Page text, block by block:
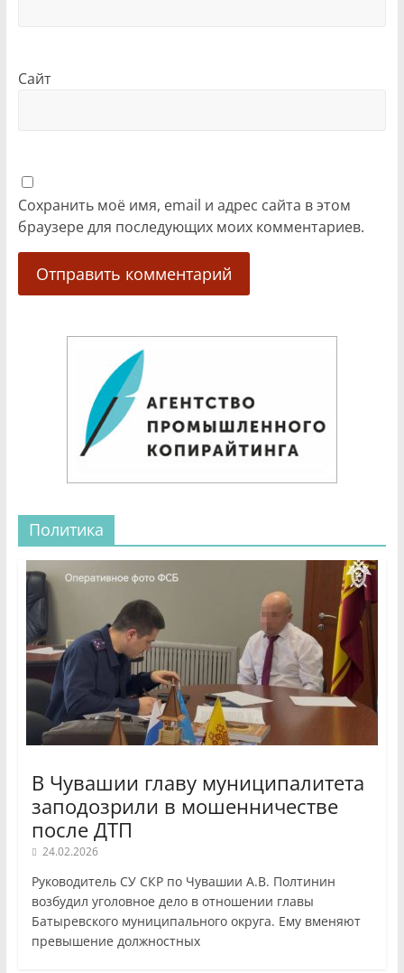
Сайт
Сохранить моё имя, email и адрес сайта в этом
браузере для последующих моих комментариев.
Политика
В Чувашии главу муниципалитета
заподозрили в мошенничестве
после ДТП
24.02.2026
Руководитель СУ СКР по Чувашии А.В. Полтинин
возбудил уголовное дело в отношении главы
Батыревского муниципального округа. Ему вменяют
превышение должностных